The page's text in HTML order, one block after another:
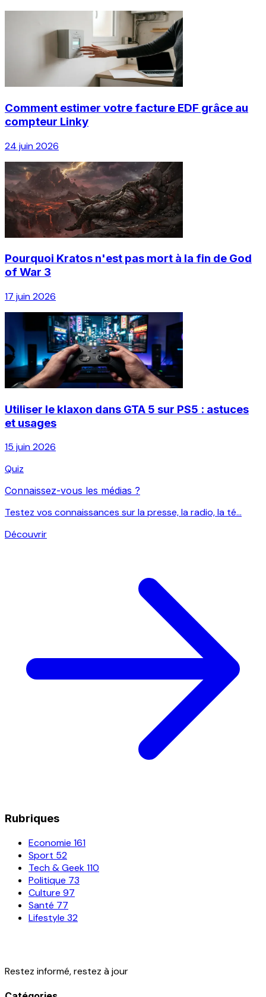
Comment estimer votre facture EDF grâce au
compteur Linky
24 juin 2026
Pourquoi Kratos n'est pas mort à la fin de God
of War 3
17 juin 2026
Utiliser le klaxon dans GTA 5 sur PS5 : astuces
et usages
15 juin 2026
Quiz
Connaissez-vous les médias ?
Testez vos connaissances sur la presse, la radio, la té...
Découvrir
Rubriques
Economie 161
Sport 52
Tech & Geek110
Politique 73
Culture 97
Santé 77
Lifestyle 32
Restez informé, restez à jour